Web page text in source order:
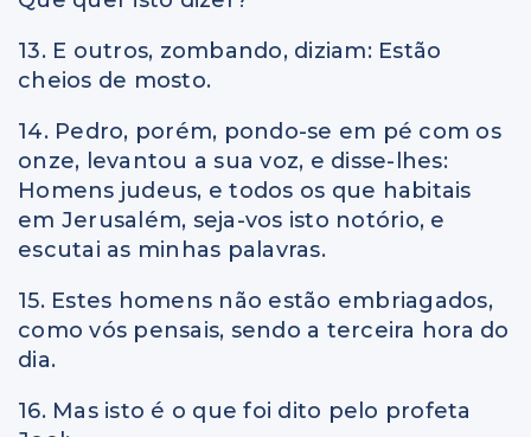
13. E outros, zombando, diziam: Estão
cheios de mosto.
14. Pedro, porém, pondo-se em pé com os
onze, levantou a sua voz, e disse-lhes:
Homens judeus, e todos os que habitais
em Jerusalém, seja-vos isto notório, e
escutai as minhas palavras.
15. Estes homens não estão embriagados,
como vós pensais, sendo a terceira hora do
dia.
16. Mas isto é o que foi dito pelo profeta